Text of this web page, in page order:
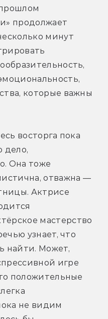
продолжает
минут
которые важны
восторга пока
дело,
Она тоже
отважна —
Актрисе
мастерство
узнает, что
найти. Может,
игре
положительные
не видим